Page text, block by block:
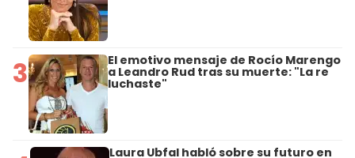
3 El emotivo mensaje de Rocío Marengo
a Leandro Rud tras su muerte: "La re
luchaste"
Laura Ubfal habló sobre su futuro en